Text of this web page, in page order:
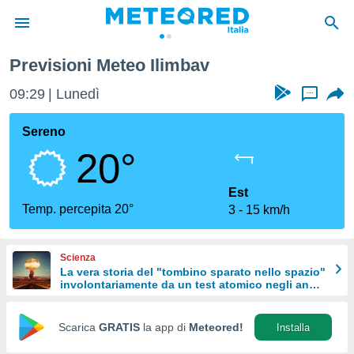
di
per
le
di
Web
Previsioni Meteo Ilimbav
09:29 Lunedì ...
Sereno
20°
Temp. percepita 20°
Est
3
15 km/h
Scienza
La vera storia del "tombino sparato nello spazio"
involontariamente da un test atomico negli anni
Scarica GRATIS la app di Meteored! Installa